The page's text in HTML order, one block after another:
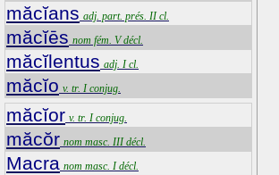
măcĭans adj. part. prés. II cl.
măcĭēs nom fém. V décl.
măcĭlentus adj. I cl.
măcĭo v. tr. I conjug.
măcĭor v. tr. I conjug.
măcŏr nom masc. III décl.
Macra nom masc. I décl.